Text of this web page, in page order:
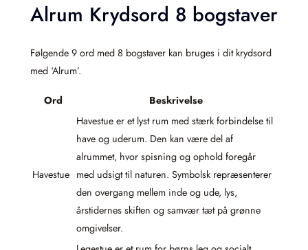
Alrum Krydsord 8 bogstaver
Følgende 9 ord med 8 bogstaver kan bruges i dit krydsord
med ‘Alrum’.
Ord Beskrivelse
Havestue
Havestue er et lyst rum med stærk forbindelse til
have og uderum. Den kan være del af
alrummet, hvor spisning og ophold foregår
med udsigt til naturen. Symbolsk repræsenterer
den overgang mellem inde og ude, lys,
årstidernes skiften og samvær tæt på grønne
omgivelser.